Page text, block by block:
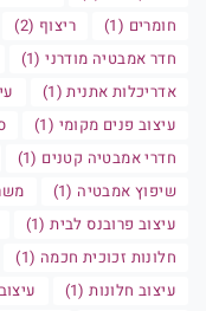
חומרים (1)
ריצוף (2)
חדר אמבטיה מודרני (1)
אדריכלות אתנית (1)
עיצוב פנים מקומי (1)
חדרי אמבטיה קטנים (1)
שיפוץ אמבטיה (1)
עיצוב פרובנס לבית (1)
חלונות זכוכית חכמה (1)
עיצוב חלונות (1)